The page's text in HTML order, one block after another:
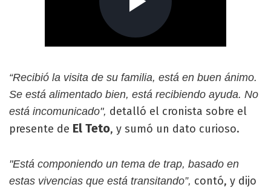
“Recibió la visita de su familia, está en buen ánimo.
Se está alimentado bien, está recibiendo ayuda. No
está incomunicado", detalló el cronista sobre el
presente de El Teto, y sumó un dato curioso.
"Está componiendo un tema de trap, basado en
estas vivencias que está transitando”, contó, y dijo